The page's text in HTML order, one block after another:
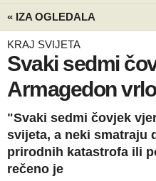
« IZA OGLEDALA
KRAJ SVIJETA
Svaki sedmi
Armagedon
"Svaki sedmi čovjek
svijeta, a neki smatraju
prirodnih katastrofa ili
rečeno je